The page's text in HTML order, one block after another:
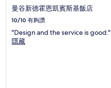
曼谷新德霍恩凱賓斯基飯店
10/10 有夠讚
"Design and the service is good."
隱藏